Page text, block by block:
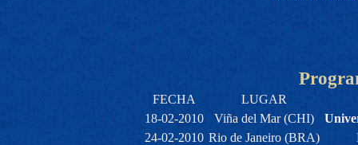
FECHA
LUGAR
18-02-2010
Viña del Mar (CHI)
24-02-2010 Rio de Janeiro (BRA)